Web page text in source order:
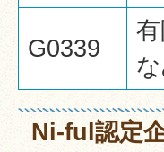
G0339
Ni-ful認定